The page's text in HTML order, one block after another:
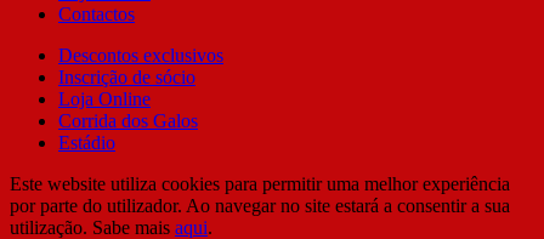
Contactos
Descontos exclusivos
Inscrição de sócio
Loja Online
Corrida dos Galos
Estádio
Este website utiliza cookies para permitir uma melhor experiência
por parte do utilizador. Ao navegar no site estará a consentir a sua
utilização. Sabe mais aqui.